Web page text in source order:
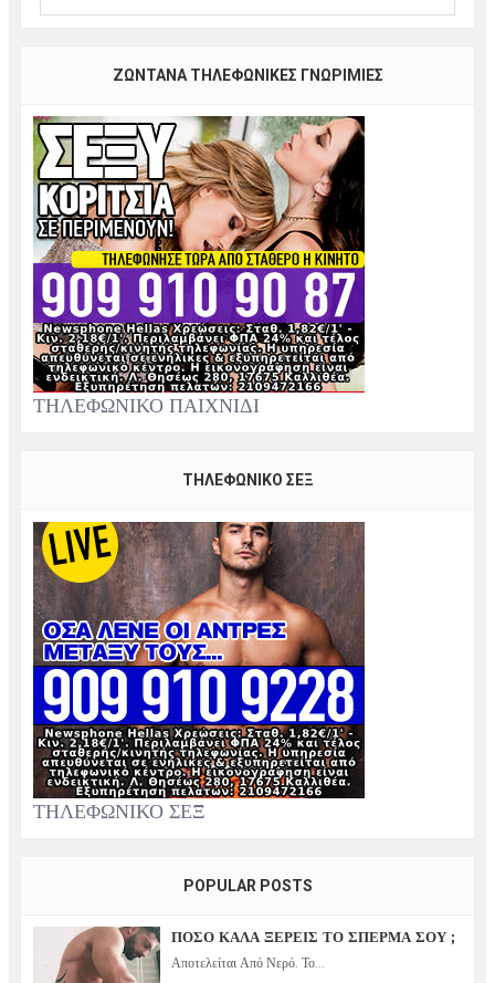
ΖΩΝΤΑΝΑ ΤΗΛΕΦΩΝΙΚΕΣ ΓΝΩΡΙΜΙΕΣ
ΤΗΛΕΦΩΝΙΚΟ ΠΑΙΧΝΙΔΙ
ΤΗΛΕΦΩΝΙΚΟ ΣΕΞ
ΤΗΛΕΦΩΝΙΚΟ ΣΕΞ
POPULAR POSTS
ΠΟΣΟ ΚΑΛΑ ΞΕΡΕΙΣ ΤΟ ΣΠΕΡΜΑ ΣΟΥ ;
Αποτελείται Από Νερό. Το...